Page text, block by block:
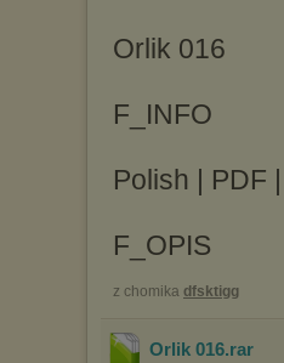
Orlik 016
F_INFO
Polish | PDF
F_OPIS
z chomika dfsktigg
Orlik 016.rar